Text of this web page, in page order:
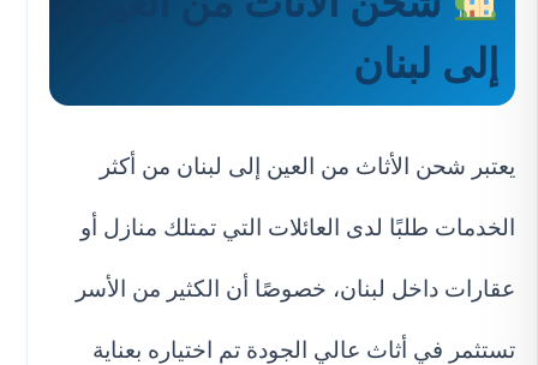
إلى لبنان
يعتبر شحن الأثاث من العين إلى لبنان من أكثر
الخدمات طلبًا لدى العائلات التي تمتلك منازل أو
عقارات داخل لبنان، خصوصًا أن الكثير من الأسر
تستثمر في أثاث عالي الجودة تم اختياره بعناية